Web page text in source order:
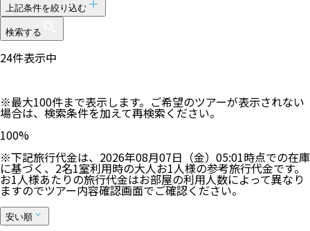
上記条件を絞り込む
検索する
24件表示中
※最大100件まで表示します。ご希望のツアーが表示されない
場合は、検索条件を加えて再検索ください。
100%
※下記旅行代金は、 2026年08月07日（金）05:01時点での在庫
に基づく、2名1室利用時の大人お1人様の参考旅行代金です。
お1人様あたりの旅行代金はお部屋の利用人数によって異なり
ますのでツアー内容確認画面でご確認ください。
安い順